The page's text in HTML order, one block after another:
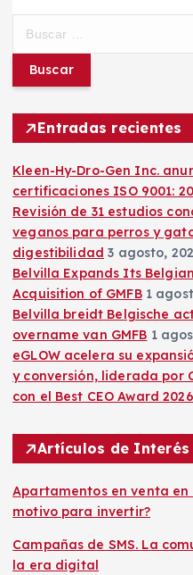
i
ó
n
d
e
e
n
t
r
a
d
a
s
c
:
Entradas recientes
Kleen-Hy-Dro-Gen Inc.
certificaciones ISO 9001:
Revisión de 31 estudios
veganos para perros y
digestibilidad 3 agosto,
Belvilla Expands Its
Acquisition of GMFB 1
Belvilla breidt Belgische
overname van GMFB 1
eGLOW acelera su
y conversión, liderada por
con el Best CEO Award 2026
Artículos de Interés
Apartamentos en venta
motivo para invertir?
Campañas de SMS. La
la era digital